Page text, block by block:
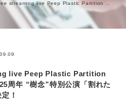
Peep Plastic Partition #20 メジャーデビュー25周年 “樹念”特別公演「割れた窓」 来場者特典配布決定！
live Peep Plastic Partition
周年 “樹念”特別公演「割れた
！